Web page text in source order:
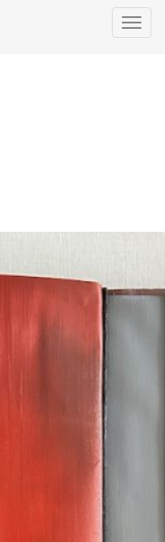
Toggle